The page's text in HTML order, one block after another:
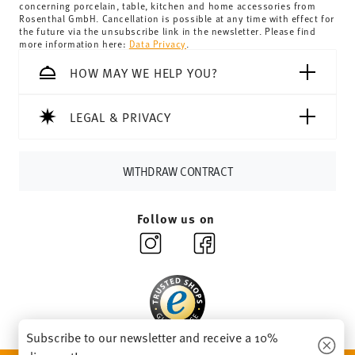
Switzerland:delivery is free of charge for orders over
69,90 CHF. If the value of your purchase is less than
69,90 CHF, delivery charges are 36,90 CHF.
Tracking:You will receive a tracking code by e-mail as
Delivery time: 3-5 working days for delivery within
Germany for items in stock. You can view delivery times to
For returns, please use ourreturns service
concerning porcelain, table, kitchen and home accessories from
Rosenthal GmbH. Cancellation is possible at any time with effect for
the future via the unsubscribe link in the newsletter. Please find
more information here: Data Privacy
HOW MAY WE HELP YOU?
LEGAL & PRIVACY
WITHDRAW CONTRACT
Follow us on
Subscribe to our newsletter and receive a 10%